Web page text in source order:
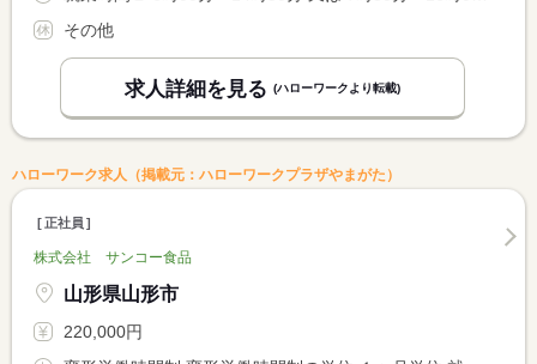
その他
求人詳細を見る (ハローワークより転載)
ハローワーク求人（掲載元：ハローワークプラザやまがた）
正社員
株式会社 サンコー食品
山形県山形市
220,000円